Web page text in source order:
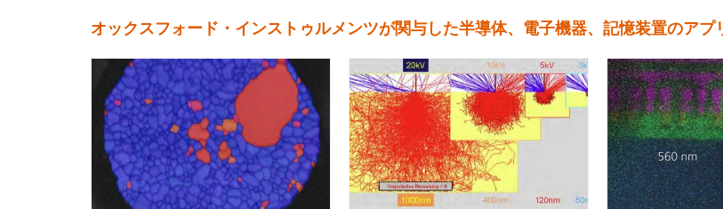
オックスフォード・インストゥルメンツが関与した半導体、電子機器、記憶装置のアプ